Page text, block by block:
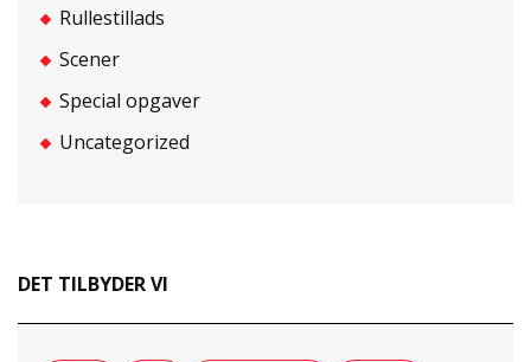
Rullestillads
Scener
Special opgaver
Uncategorized
DET TILBYDER VI